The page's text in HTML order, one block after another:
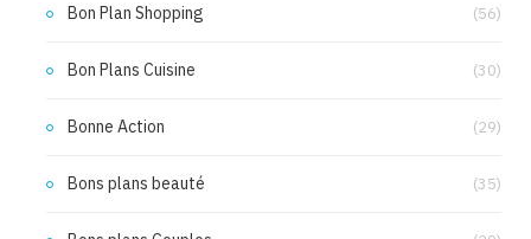
Bon Plan Shopping (56)
Bon Plans Cuisine (30)
Bonne Action (29)
Bons plans beauté (35)